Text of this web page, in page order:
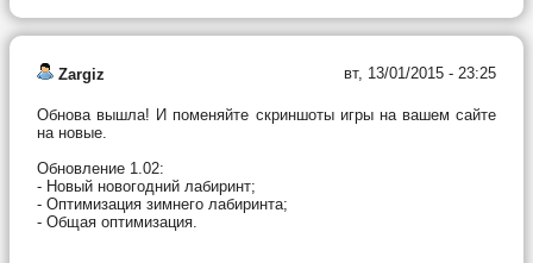
Zargiz вт, 13/01/2015 - 23:25
Обнова вышла! И поменяйте скриншоты игры на вашем сайте
на новые.
Обновление 1.02:
- Новый новогодний лабиринт;
- Оптимизация зимнего лабиринта;
- Общая оптимизация.